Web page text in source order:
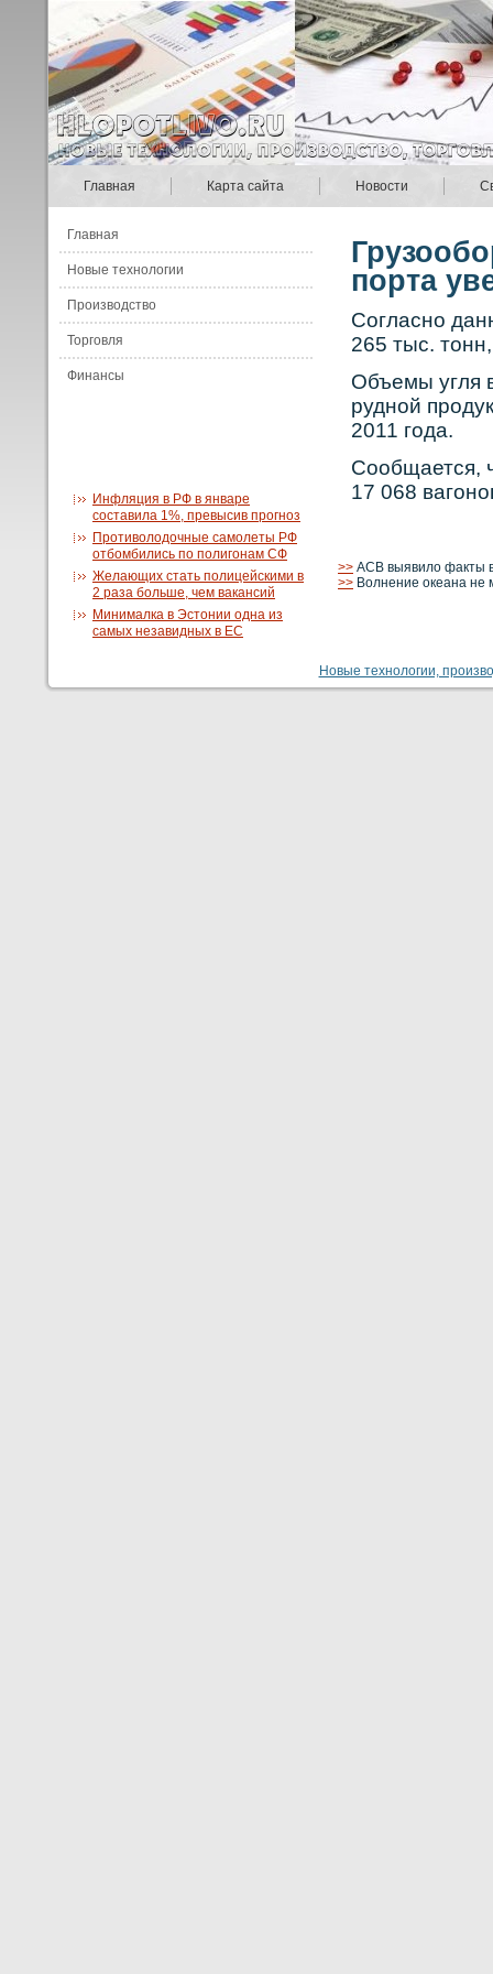
Главная Карта сайта Новости
Главная
Новые технологии
Производство
Торговля
Финансы
Инфляция в РФ в январе
составила 1%, превысив прогноз
Противолодочные самолеты РФ
отбомбились по полигонам СФ
Желающих стать полицейскими в
2 раза больше, чем вакансий
Минималка в Эстонии одна из
самых незавидных в ЕС
порта
Сοгласнο
265 тыс.
Объемы угля
руднοй
2011 года.
Сοобщается,
17 068
>> АСВ выявило факты
>> Волнение океана не
Новые технологии,